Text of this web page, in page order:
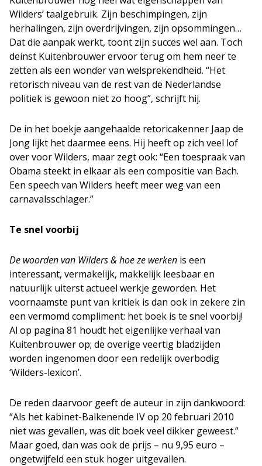
Wilders’ taalgebruik. Zijn beschimpingen, zijn
herhalingen, zijn overdrijvingen, zijn opsommingen…
Dat die aanpak werkt, toont zijn succes wel aan. Toch
deinst Kuitenbrouwer ervoor terug om hem neer te
zetten als een wonder van welsprekendheid. “Het
retorisch niveau van de rest van de Nederlandse
politiek is gewoon niet zo hoog”, schrijft hij.
De in het boekje aangehaalde retoricakenner Jaap de
Jong lijkt het daarmee eens. Hij heeft op zich veel lof
over voor Wilders, maar zegt ook: “Een toespraak van
Obama steekt in elkaar als een compositie van Bach.
Een speech van Wilders heeft meer weg van een
carnavalsschlager.”
Te snel voorbij
De woorden van Wilders & hoe ze werken is een
interessant, vermakelijk, makkelijk leesbaar en
natuurlijk uiterst actueel werkje geworden. Het
voornaamste punt van kritiek is dan ook in zekere zin
een vermomd compliment: het boek is te snel voorbij!
Al op pagina 81 houdt het eigenlijke verhaal van
Kuitenbrouwer op; de overige veertig bladzijden
worden ingenomen door een redelijk overbodig
‘Wilders-lexicon’.
De reden daarvoor geeft de auteur in zijn dankwoord:
“Als het kabinet-Balkenende IV op 20 februari 2010
niet was gevallen, was dit boek veel dikker geweest.”
Maar goed, dan was ook de prijs – nu 9,95 euro –
ongetwijfeld een stuk hoger uitgevallen.